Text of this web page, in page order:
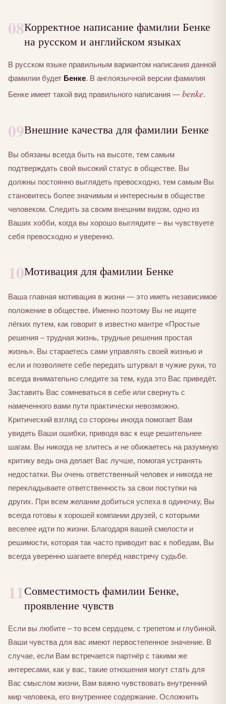
08Корректное написание фамилии Бенке
на русском и английском языках
В русском языке правильным вариантом написания данной
фамилии будет Бенке. В англоязычной версии фамилия
Бенке имеет такой вид правильного написания — benke.
09Внешние качества для фамилии Бенке
Вы обязаны всегда быть на высоте, тем самым
подтверждать свой высокий статус в обществе. Вы
должны постоянно выглядеть превосходно, тем самым Вы
становитесь более значимым и интересным в обществе
человеком. Следить за своим внешним видом, одно из
Ваших хобби, когда вы хорошо выглядите – вы чувствуете
себя превосходно и уверенно.
10Мотивация для фамилии Бенке
Ваша главная мотивация в жизни — это иметь независимое
положение в обществе. Именно поэтому Вы не ищите
лёгких путем, как говорит в известно мантре «Простые
решения – трудная жизнь, трудные решения простая
жизнь». Вы стараетесь сами управлять своей жизнью и
если и позволяете себе передать штурвал в чужие руки, то
всегда внимательно следите за тем, куда это Вас приведёт.
Заставить Вас сомневаться в себе или свернуть с
намеченного вами пути практически невозможно.
Критический взгляд со стороны иногда помогает Вам
увидеть Ваши ошибки, приводя вас к еще решительнее
шагам. Вы никогда не злитесь и не обижаетесь на разумную
критику ведь она делает Вас лучше, помогая устранять
недостатки. Вы очень ответственный человек и никогда не
перекладываете ответственность за свои поступки на
других. При всем желании добиться успеха в одиночку, Вы
всегда готовы к хорошей компании друзей, с которыми
веселее идти по жизни. Благодаря вашей смелости и
решимости, которая так часто приводит вас к победам, Вы
всегда уверенно шагаете вперёд навстречу судьбе.
11Совместимость фамилии Бенке,
проявление чувств
Если вы любите – то всем сердцем, с трепетом и глубиной.
Ваши чувства для вас имеют первостепенное значение. В
случае, если Вам встречается партнёр с такими же
интересами, как у вас, такие отношения могут стать для
Вас смыслом жизни, Вам важно чувствовать внутренний
мир человека, его внутреннее содержание. Осложнить